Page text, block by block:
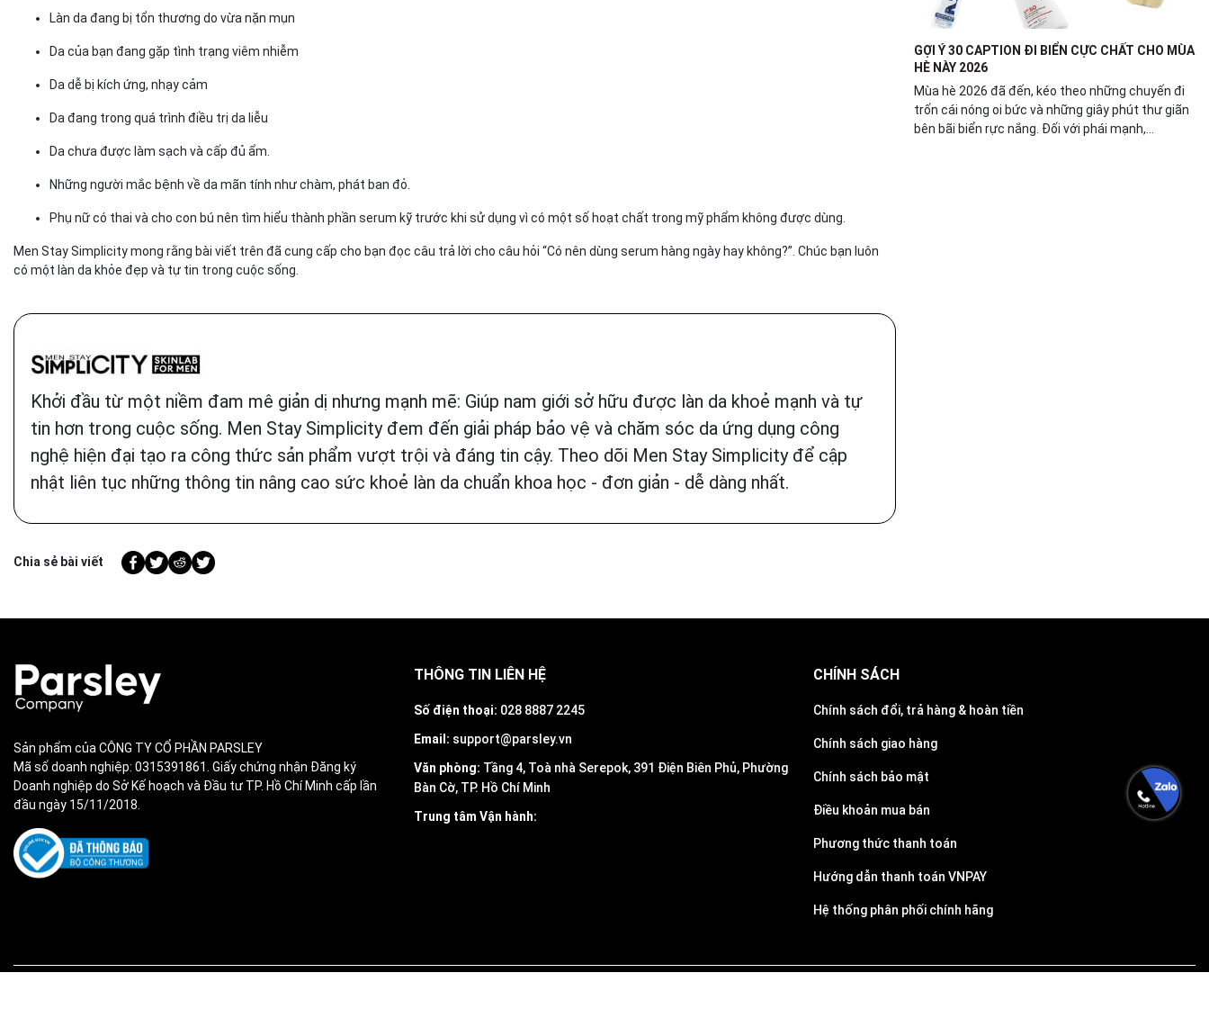
Làn da đang bị tổn thương do vừa nặn mụn
Da của bạn đang gặp tình trạng viêm nhiễm
Da dễ bị kích ứng, nhạy cảm
Da đang trong quá trình điều trị da liễu
Da chưa được làm sạch và cấp đủ ẩm.
Những người mắc bệnh về da mãn tính như chàm, phát ban đỏ.
Phụ nữ có thai và cho con bú nên tìm hiểu thành phần serum kỹ trước khi sử dụng vì có một số hoạt chất trong mỹ phẩm không được dùng.
Men Stay Simplicity mong rằng bài viết trên đã cung cấp cho bạn đọc câu trả lời cho câu hỏi “Có nên dùng serum hàng ngày hay không?”. Chúc bạn luôn
có một làn da khỏe đẹp và tự tin trong cuộc sống.
Khởi đầu từ một niềm đam mê giản dị nhưng mạnh mẽ: Giúp nam giới sở hữu được làn da khoẻ mạnh và tự
tin hơn trong cuộc sống. Men Stay Simplicity đem đến giải pháp bảo vệ và chăm sóc da ứng dụng công
nghệ hiện đại tạo ra công thức sản phẩm vượt trội và đáng tin cậy. Theo dõi Men Stay Simplicity để cập
nhật liên tục những thông tin nâng cao sức khoẻ làn da chuẩn khoa học - đơn giản - dễ dàng nhất.
Chia sẻ bài viết
GỢI Ý 30 CAPTION ĐI BIỂN CỰC CHẤT CHO MÙA
HÈ NÀY 2026
Mùa hè 2026 đã đến, kéo theo những chuyến đi
trốn cái nóng oi bức và những giây phút thư giãn
bên bãi biển rực nắng. Đối với phái mạnh,...
Sản phẩm của CÔNG TY CỔ PHẦN PARSLEY
Mã số doanh nghiệp: 0315391861. Giấy chứng nhận Đăng ký
Doanh nghiệp do Sở Kế hoạch và Đầu tư TP. Hồ Chí Minh cấp lần
đầu ngày 15/11/2018.
THÔNG TIN LIÊN HỆ
Số điện thoại: 028 8887 2245
Email: support@parsley.vn
Văn phòng: Tầng 4, Toà nhà Serepok, 391 Điện Biên Phủ, Phường
Bàn Cờ, TP. Hồ Chí Minh
Trung tâm Vận hành:
CHÍNH SÁCH
Chính sách đổi, trả hàng & hoàn tiền
Chính sách giao hàng
Chính sách bảo mật
Điều khoản mua bán
Phương thức thanh toán
Hướng dẫn thanh toán VNPAY
Hệ thống phân phối chính hãng